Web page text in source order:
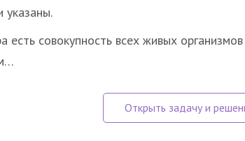
указаны.
есть совокупность всех живых